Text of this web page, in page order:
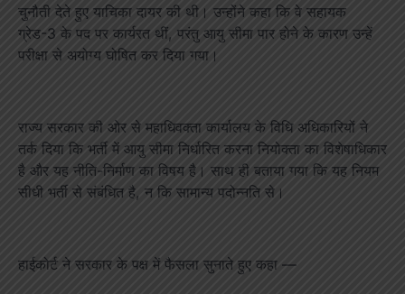
चुनौती देते हुए याचिका दायर की थी। उन्होंने कहा कि वे सहायक
ग्रेड-3 के पद पर कार्यरत थीं, परंतु आयु सीमा पार होने के कारण उन्हें
परीक्षा से अयोग्य घोषित कर दिया गया।
राज्य सरकार की ओर से महाधिवक्ता कार्यालय के विधि अधिकारियों ने
तर्क दिया कि भर्ती में आयु सीमा निर्धारित करना नियोक्ता का विशेषाधिकार
है और यह नीति-निर्माण का विषय है। साथ ही बताया गया कि यह नियम
सीधी भर्ती से संबंधित है, न कि सामान्य पदोन्नति से।
हाईकोर्ट ने सरकार के पक्ष में फैसला सुनाते हुए कहा —